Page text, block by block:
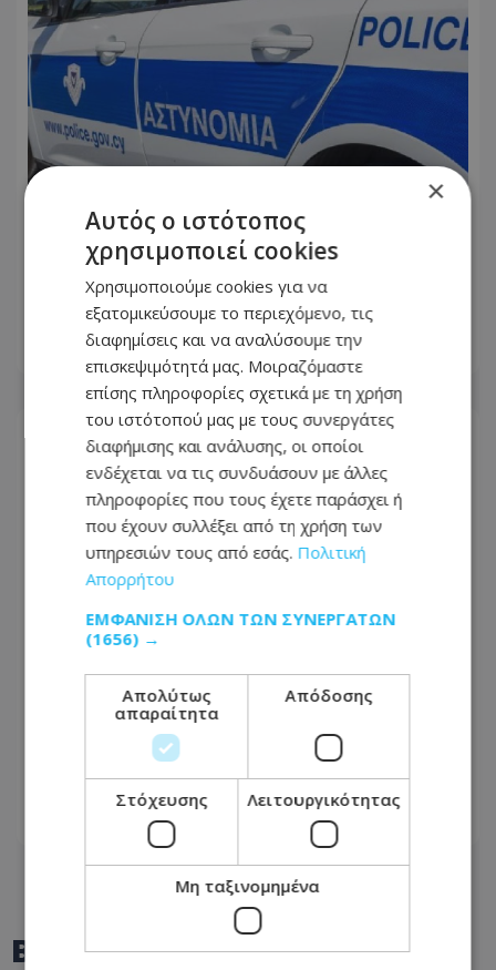
Νυχτερινό «σαφάρι» της Αστυνομίας:
Συλλήψεις, εκατοντάδες έλεγχοι και
καταγγελίες
07.08.2026 - 07:05
Στα χέρια της Αστυνομίας 16χρονος -
Τον «έκαψε» μαρτυρία για την
πυρκαγιά στην πρώην Corner Pub
06.08.2026 - 18:09
BEST OFTOTHEMAONLINE
×
Αυτός ο ιστότοπος
χρησιμοποιεί cookies
Χρησιμοποιούμε cookies για να
εξατομικεύσουμε το περιεχόμενο, τις
διαφημίσεις και να αναλύσουμε την
επισκεψιμότητά μας. Μοιραζόμαστε
επίσης πληροφορίες σχετικά με τη χρήση
του ιστότοπού μας με τους συνεργάτες
διαφήμισης και ανάλυσης, οι οποίοι
ενδέχεται να τις συνδυάσουν με άλλες
πληροφορίες που τους έχετε παράσχει ή
που έχουν συλλέξει από τη χρήση των
υπηρεσιών τους από εσάς. Πολιτική
Απορρήτου
ΕΜΦΆΝΙΣΗ ΌΛΩΝ ΤΩΝ ΣΥΝΕΡΓΑΤΏΝ
(1656) →
Απολύτως
απαραίτητα
Απόδοσης
Στόχευσης Λειτουργικότητας
Μη ταξινομημένα